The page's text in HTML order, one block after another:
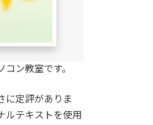
ン教室です。
に定評がありま
ルテキストを使用